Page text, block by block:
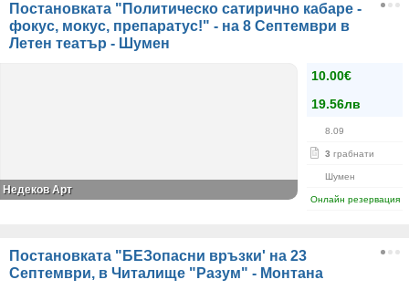
Постановката "Политическо сатирично кабаре -
фокус, мокус, препаратус!" - на 8 Септември в
Летен театър - Шумен
10.00€
19.56лв
8.09
3 грабнати
Шумен
Онлайн резервация
Недеков Арт
Постановката "БЕЗопасни връзки' на 23
Септември, в Читалище "Разум" - Монтана